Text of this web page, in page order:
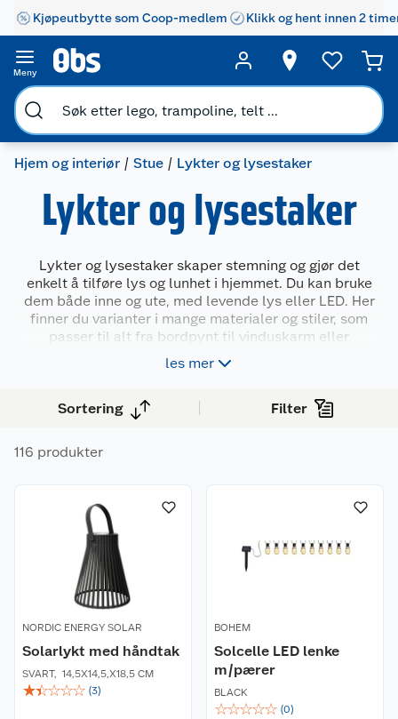
Kjøpeutbytte som Coop-medlem Klikk og hent innen 2
Meny
Hjem og interiør Stue Lykter og lysestaker
Lykter og lysestaker
Lykter og lysestaker skaper stemning og gjør det
enkelt å tilføre lys og lunhet i hjemmet. Du kan bruke
dem både inne og ute, med levende lys eller LED. Her
finner du varianter i mange materialer og stiler, som
passer til alt fra bordpynt til vinduskarm eller
uteplass. Velg mellom store og små modeller, med
eller uten hank, til både telys, kubbelys og kronelys.
les mer
Sortering Filter
116 produkter
NORDIC ENERGY SOLAR
Solarlykt med håndtak
SVART, 14,5X14,5,X18,5 CM
☆☆☆☆☆ (3)
BOHEM
Solcelle LED lenke
m/pærer
BLACK
☆☆☆☆☆ (0)